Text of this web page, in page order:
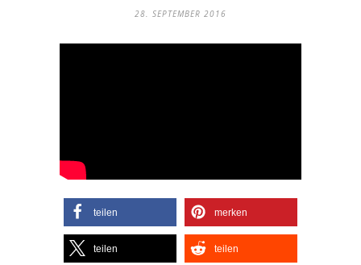
28. SEPTEMBER 2016
teilen merken
teilen teilen